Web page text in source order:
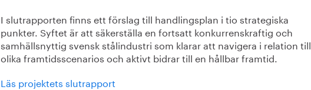
I slutrapporten finns ett förslag till handlingsplan i tio strategiska
punkter. Syftet är att säkerställa en fortsatt konkurrenskraftig och
samhällsnyttig svensk stålindustri som klarar att navigera i relation till
olika framtidsscenarios och aktivt bidrar till en hållbar framtid.
Läs projektets slutrapport